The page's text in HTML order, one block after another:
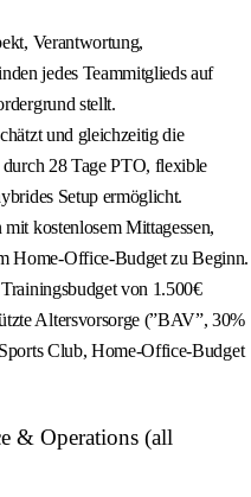
Verantwortung,
jedes Teammitglieds auf
stellt.
und gleichzeitig die
28 Tage PTO, flexible
Setup ermöglicht.
kostenlosem Mittagessen,
Home-Office-Budget zu Beginn.
von 1.500€
Altersvorsorge (”BAV”, 30%
Club, Home-Office-Budget
& Operations (all